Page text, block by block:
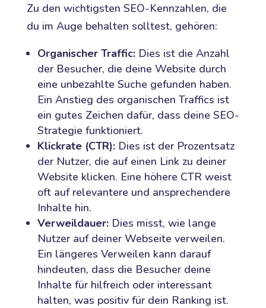
Zu den wichtigsten SEO-Kennzahlen, die
du im Auge behalten solltest, gehören:
Organischer Traffic:Dies ist die Anzahl
der Besucher, die deine Website durch
eine unbezahlte Suche gefunden haben.
Ein Anstieg des organischen Traffics ist
ein gutes Zeichen dafür, dass deine SEO-
Strategie funktioniert.
Klickrate (CTR):Dies ist der Prozentsatz
der Nutzer, die auf einen Link zu deiner
Website klicken. Eine höhere CTR weist
oft auf relevantere und ansprechendere
Inhalte hin.
Verweildauer:Dies misst, wie lange
Nutzer auf deiner Webseite verweilen.
Ein längeres Verweilen kann darauf
hindeuten, dass die Besucher deine
Inhalte für hilfreich oder interessant
halten, was positiv für dein Ranking ist.